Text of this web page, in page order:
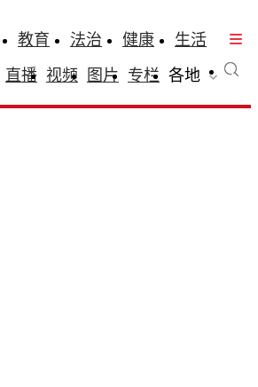
教育 法治 健康
生活
直播 视频 图片 专栏 各地